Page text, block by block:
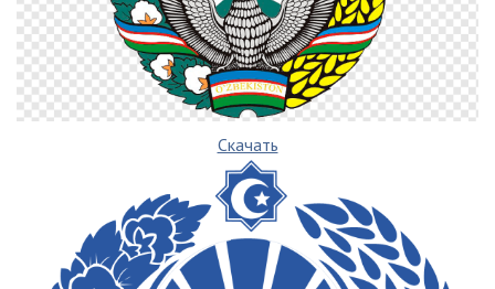
Скачать